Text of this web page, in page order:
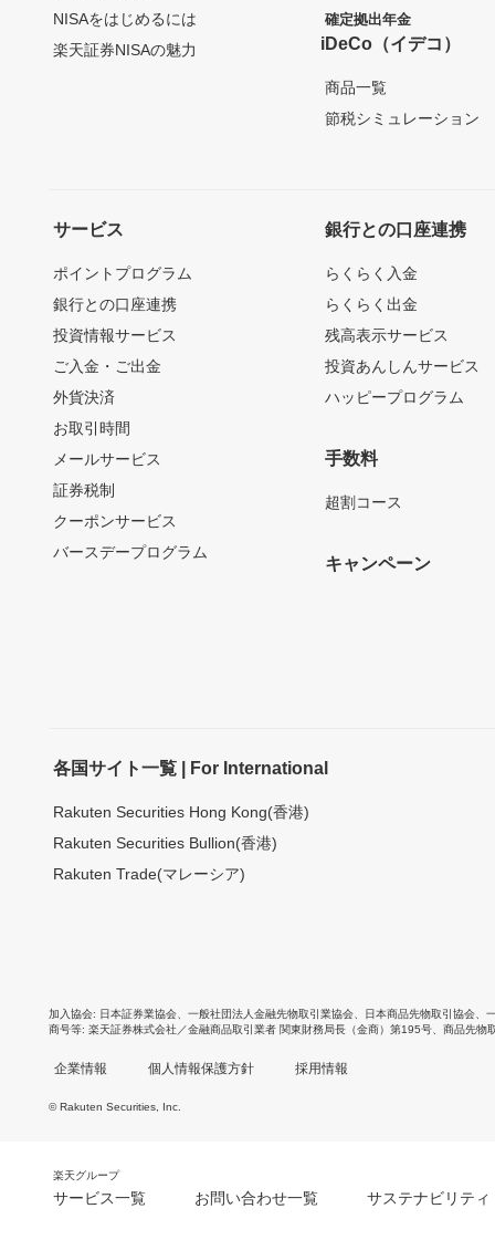
NISAをはじめるには
楽天証券NISAの魅力
確定拠出年金
iDeCo（イデコ）
商品一覧
節税シミュレーション
サービス
ポイントプログラム
銀行との口座連携
投資情報サービス
ご入金・ご出金
外貨決済
お取引時間
メールサービス
証券税制
クーポンサービス
バースデープログラム
銀行との口座連携
らくらく入金
らくらく出金
残高表示サービス
投資あんしんサービス
ハッピープログラム
手数料
超割コース
キャンペーン
各国サイト一覧 | For International
Rakuten Securities Hong Kong(香港)
Rakuten Securities Bullion(香港)
Rakuten Trade(マレーシア)
加入協会 日本証券業協会 一般社団法人金融先物取引業協会 日本商品先物取引協会
商号等 楽天証券株式会社／金融商品取引業者 関東財務局長（金商）第195号、商品先物
企業情報 個人情報保護方針 採用情報
© Rakuten Securities, Inc.
楽天グループ
サービス一覧 お問い合わせ一覧 サステナビリティ